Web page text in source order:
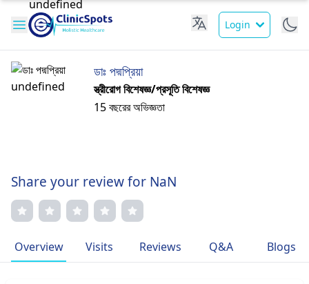
Login
ডাঃ পদ্মপ্রিয়া
স্ত্রীরোগ বিশেষজ্ঞ/প্রসূতি বিশেষজ্ঞ
15 বছরের অভিজ্ঞতা
Share your review for NaN
Overview Visits Reviews Q&A Blogs